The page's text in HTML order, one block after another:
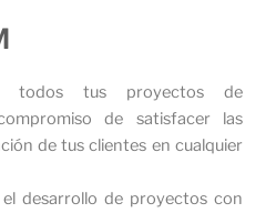
todos tus proyectos de
de satisfacer las
de tus clientes en cualquier
desarrollo de proyectos con